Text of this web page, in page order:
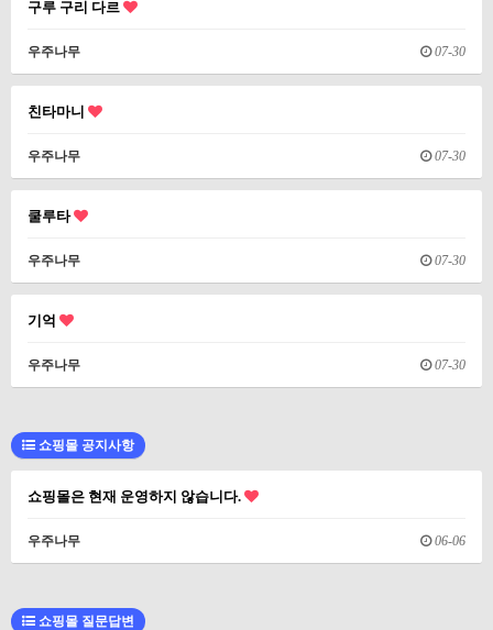
구루 구리 다르
우주나무 07-30
친타마니
우주나무 07-30
쿨루타
우주나무 07-30
기억
우주나무 07-30
쇼핑몰 공지사항
쇼핑몰은 현재 운영하지 않습니다.
우주나무 06-06
쇼핑몰 질문답변